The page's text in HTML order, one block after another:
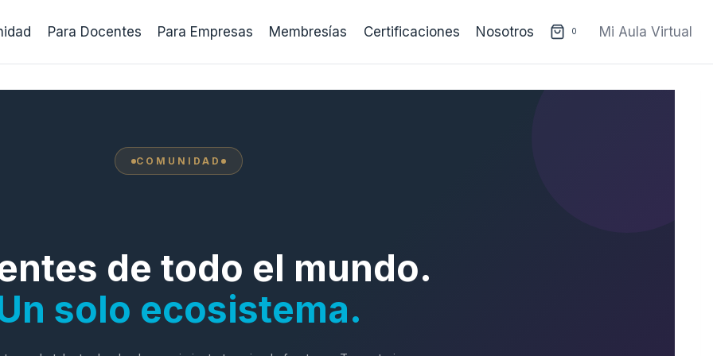
Para Docentes Para Empresas Membresías Certificaciones Nosotros 0 Mi Aula Virtual
COMUNIDAD
de todo el mundo.
solo ecosistema.